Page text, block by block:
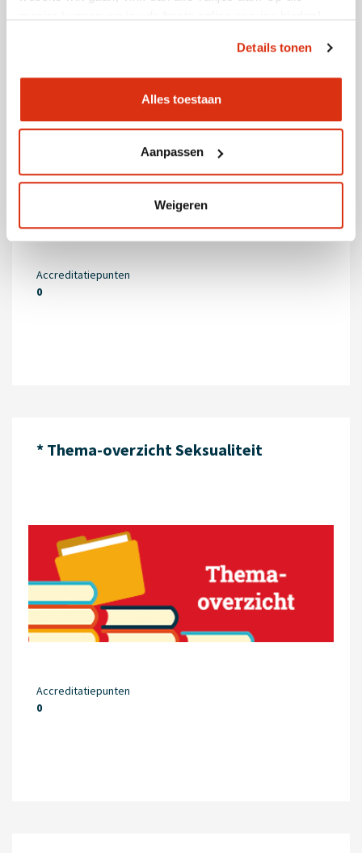
Details tonen
Alles toestaan
Aanpassen
Weigeren
Accreditatiepunten
0
* Thema-overzicht Seksualiteit
Accreditatiepunten
0